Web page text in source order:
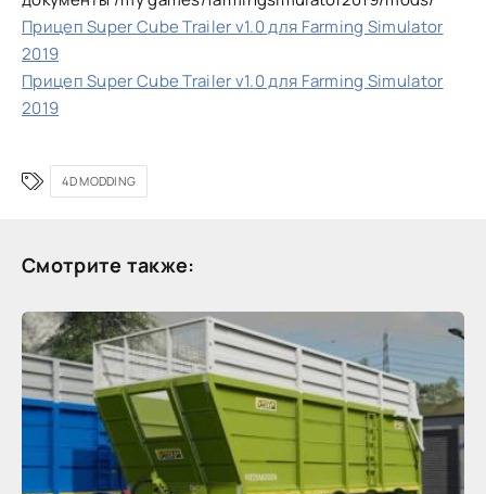
Прицеп Super Cube Trailer v1.0 для Farming Simulator
2019
Прицеп Super Cube Trailer v1.0 для Farming Simulator
2019
4D MODDING
Смотрите также: